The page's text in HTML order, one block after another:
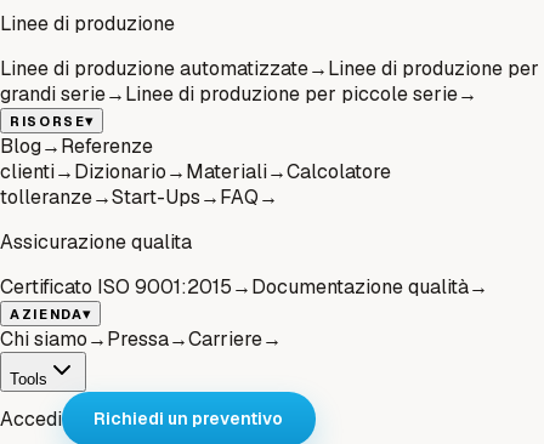
Linee di produzione
Linee di produzione automatizzate→Linee di produzione per
grandi serie→Linee di produzione per piccole serie→
RISORSE▾
Blog→Referenze
clienti→Dizionario→Materiali→Calcolatore
tolleranze→Start-Ups→FAQ→
Assicurazione qualita
Certificato ISO 9001:2015→Documentazione qualità→
AZIENDA▾
Chi siamo→Pressa→Carriere→
Tools
Accedi Richiedi un preventivo